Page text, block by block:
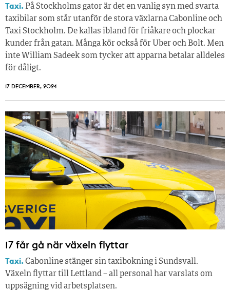
Taxi. På Stockholms gator är det en vanlig syn med svarta
taxibilar som står utanför de stora växlarna Cabonline och
Taxi Stockholm. De kallas ibland för friåkare och plockar
kunder från gatan. Många kör också för Uber och Bolt. Men
inte William Sadeek som tycker att apparna betalar alldeles
för dåligt.
17 DECEMBER, 2024
17 får gå när växeln flyttar
Taxi.Cabonline stänger sin taxibokning i Sundsvall.
Växeln flyttar till Lettland – all personal har varslats om
uppsägning vid arbetsplatsen.